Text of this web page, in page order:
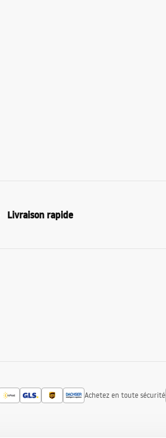
Livraison rapide
Achetez en toute sécurité